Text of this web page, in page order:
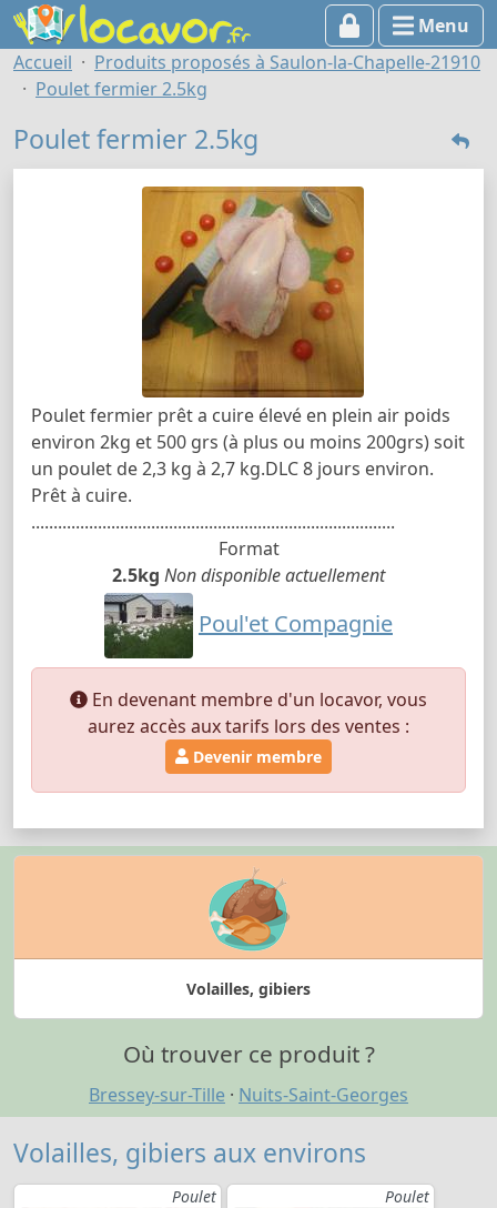
Menu
Accueil
Produits proposés à Saulon-la-Chapelle-21910
Poulet fermier 2.5kg
Poulet fermier 2.5kg
Poulet fermier prêt a cuire élevé en plein air poids
environ 2kg et 500 grs (à plus ou moins 200grs) soit
un poulet de 2,3 kg à 2,7 kg.DLC 8 jours environ.
Prêt à cuire.
..................................................................................
Format
2.5kg Non disponible actuellement
Poul'et Compagnie
En devenant membre d'un locavor, vous
aurez accès aux tarifs lors des ventes :
Devenir membre
Volailles, gibiers
Où trouver ce produit ?
Bressey-sur-Tille · Nuits-Saint-Georges
Volailles, gibiers aux environs
Poulet Poulet